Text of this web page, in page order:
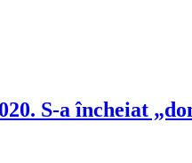
S-a încheiat